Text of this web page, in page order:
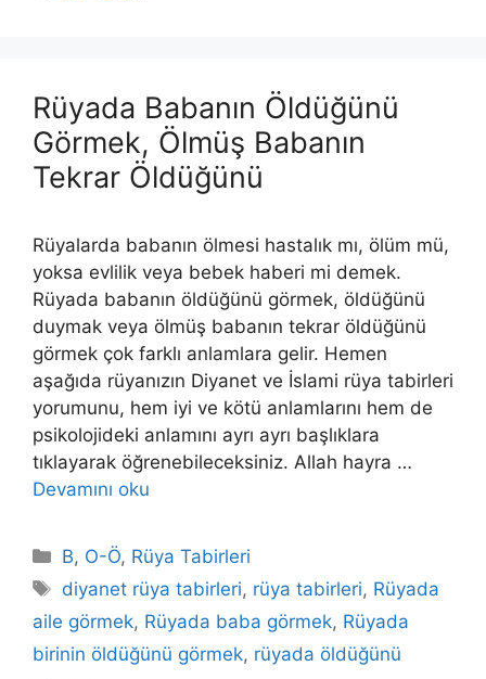
Rüyada Babanın Öldüğünü
Görmek, Ölmüş Babanın
Tekrar Öldüğünü
Rüyalarda babanın ölmesi hastalık mı, ölüm mü,
yoksa evlilik veya bebek haberi mi demek.
Rüyada babanın öldüğünü görmek, öldüğünü
duymak veya ölmüş babanın tekrar öldüğünü
görmek çok farklı anlamlara gelir. Hemen
aşağıda rüyanızın Diyanet ve İslami rüya tabirleri
yorumunu, hem iyi ve kötü anlamlarını hem de
psikolojideki anlamını ayrı ayrı başlıklara
tıklayarak öğrenebileceksiniz. Allah hayra …
Devamını oku
Kategoriler
B, O-Ö, Rüya Tabirleri
Etiketler
diyanet rüya tabirleri, rüya tabirleri, Rüyada
aile görmek, Rüyada baba görmek, Rüyada
birinin öldüğünü görmek, rüyada öldüğünü